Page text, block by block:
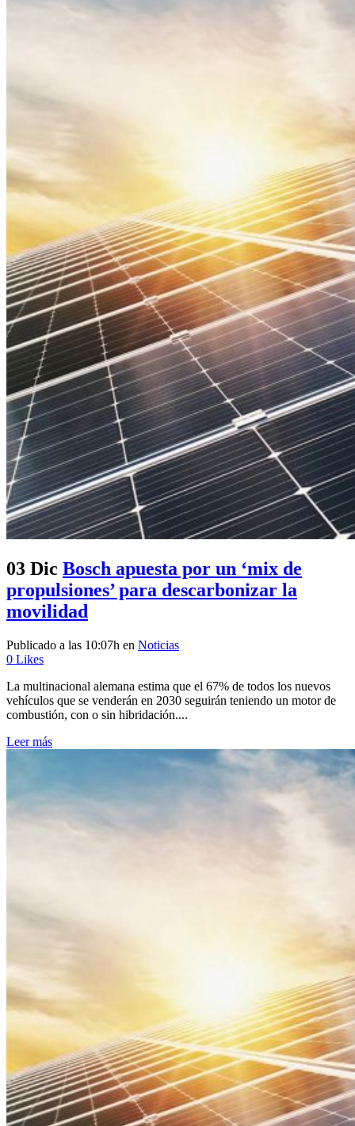
03 Dic Bosch apuesta por un ‘mix de
propulsiones’ para descarbonizar la
movilidad
Publicado a las 10:07h en Noticias
0 Likes
La multinacional alemana estima que el 67% de todos los nuevos
vehículos que se venderán en 2030 seguirán teniendo un motor de
combustión, con o sin hibridación....
Leer más